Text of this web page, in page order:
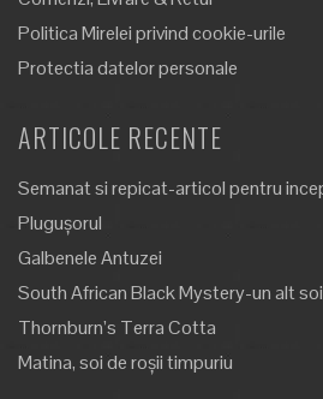
Politica Mirelei privind cookie-urile
Protectia datelor personale
ARTICOLE RECENTE
Semanat si repicat-articol pentru
Plugușorul
Galbenele Antuzei
South African Black Mystery-un alt
Thornburn’s Terra Cotta
Matina, soi de roșii timpuriu